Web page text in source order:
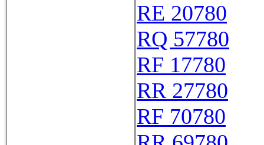
RE 20780
RQ 57780
RF 17780
RR 27780
RF 70780